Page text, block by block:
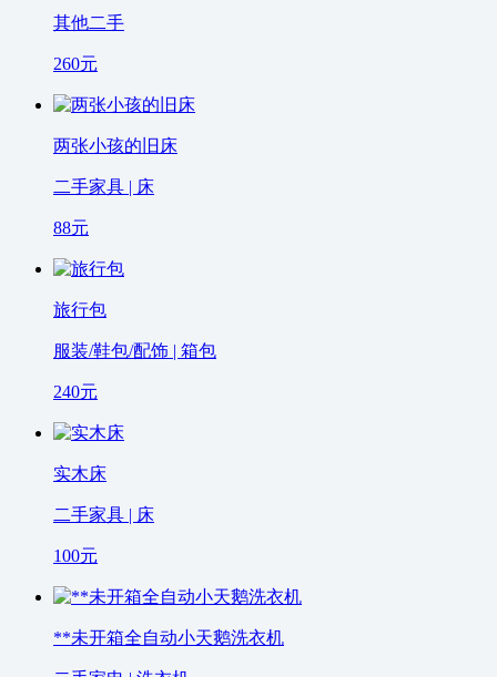
其他二手
260元
两张小孩的旧床
二手家具 | 床
88元
旅行包
服装/鞋包/配饰 | 箱包
240元
实木床
二手家具 | 床
100元
**未开箱全自动小天鹅洗衣机